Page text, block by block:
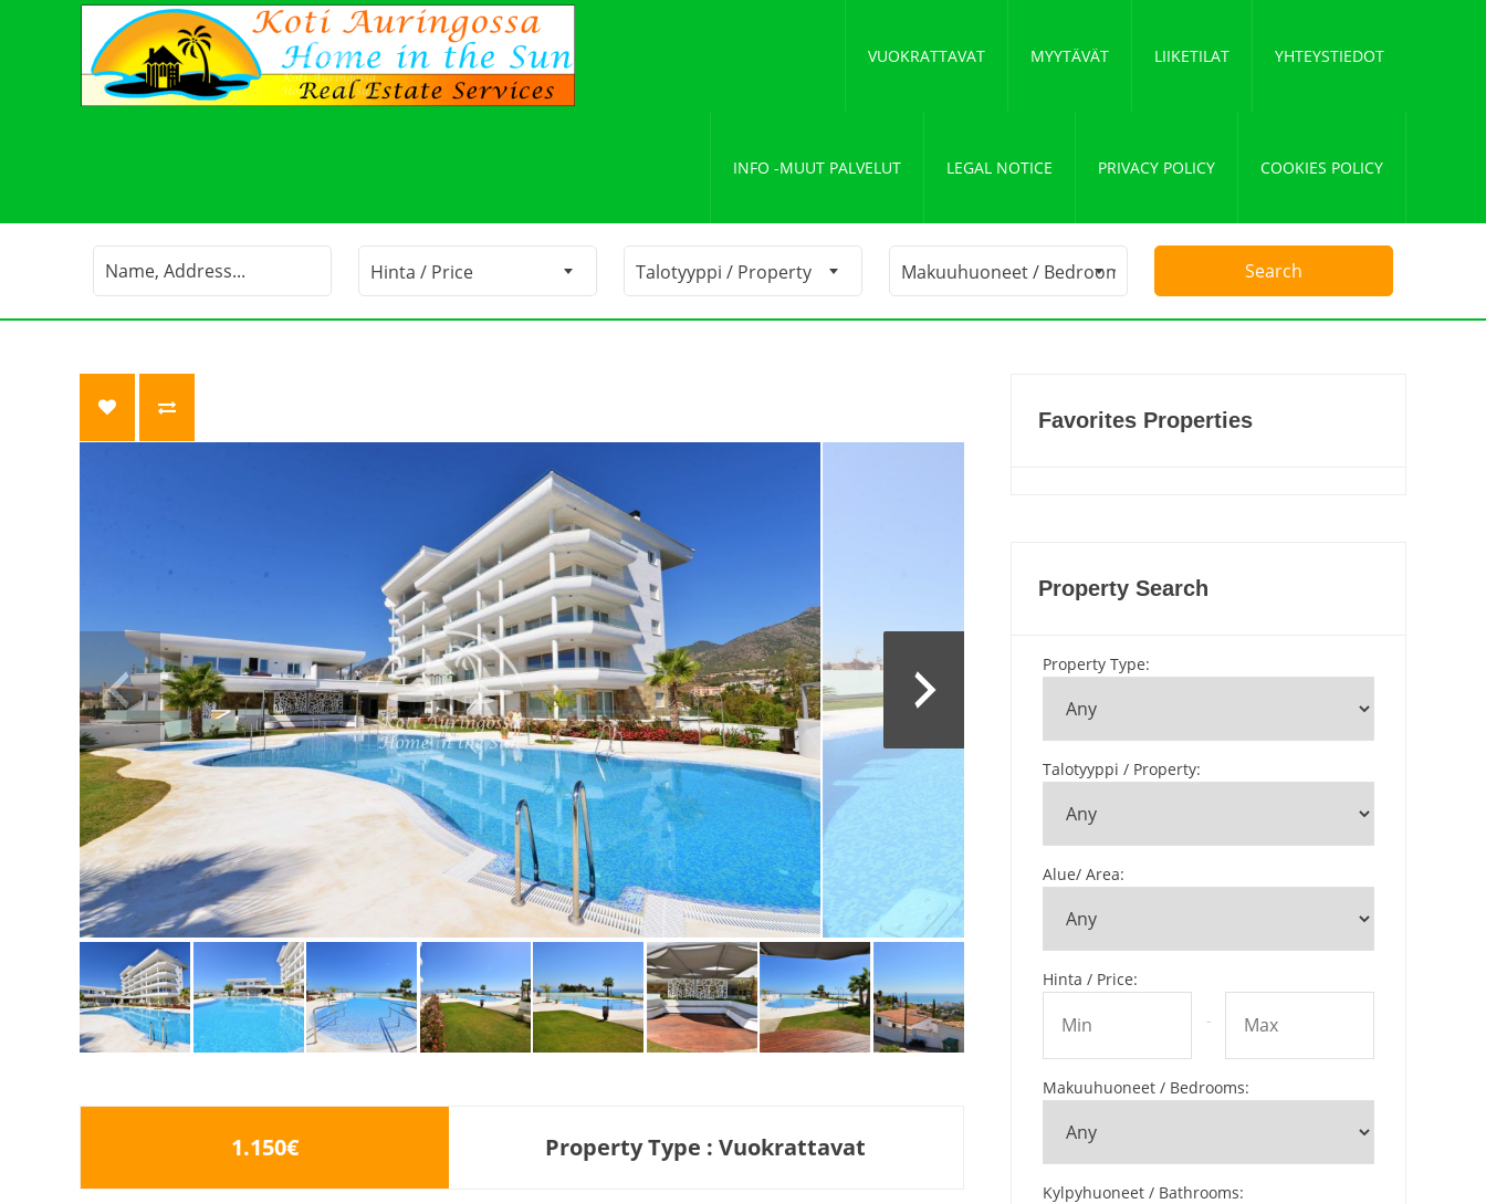
VUOKRATTAVAT MYYTÄVÄT LIIKETILAT YHTEYSTIEDOT
INFO -MUUT PALVELUT LEGAL NOTICE PRIVACY POLICY COOKIES POLICY
1.150€ Property Type : Vuokrattavat
Favorites Properties
Property Search
Property Type:
Talotyyppi / Property:
Alue/ Area:
Hinta / Price:
-
Makuuhuoneet / Bedrooms:
Kylpyhuoneet / Bathrooms: